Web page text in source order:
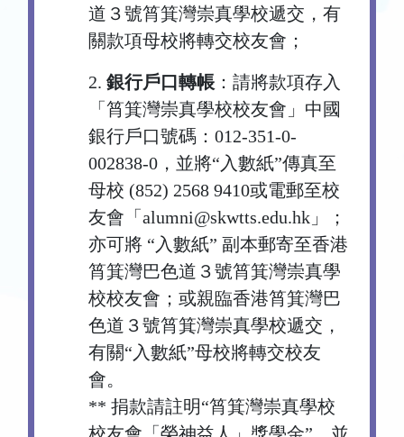
道３號筲箕灣崇真學校遞交，有
關款項母校將轉交校友會；
2. 銀行戶口轉帳 ：請將款項存入
「筲箕灣崇真學校校友會」中國
銀行戶口號碼：012-351-0-
002838-0，並將“入數紙”傳真至
母校 (852) 2568 9410或電郵至校
友會「alumni@skwtts.edu.hk」；
亦可將 “入數紙” 副本郵寄至香港
筲箕灣巴色道３號筲箕灣崇真學
校校友會；或親臨香港筲箕灣巴
色道３號筲箕灣崇真學校遞交，
有關“入數紙”母校將轉交校友
會。
** 捐款請註明“筲箕灣崇真學校